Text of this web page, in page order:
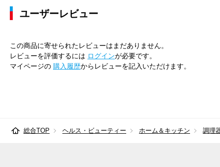
ユーザーレビュー
この商品に寄せられたレビューはまだありません。
レビューを評価するには ログインが必要です。
マイページの 購入履歴からレビューを記入いただけます。
総合TOP ヘルス・ビューティー ホーム＆キッチン 調理